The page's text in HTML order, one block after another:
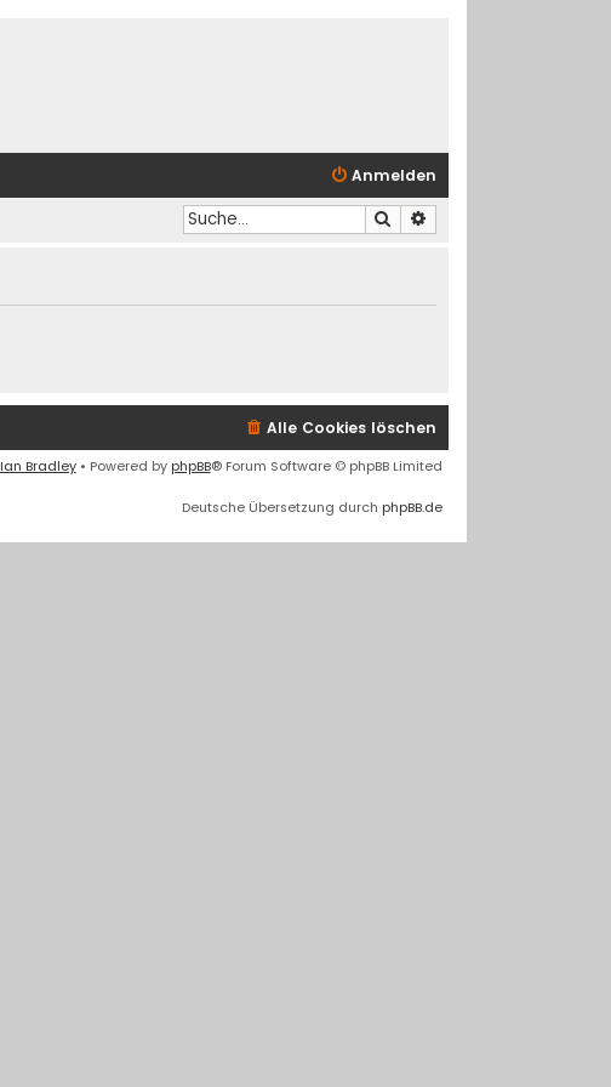
Anmelden
Suche
Alle Cookies löschen
Ian Bradley• Powered by phpBB® Forum Software © phpBB Limited
Deutsche Übersetzung durch phpBB.de